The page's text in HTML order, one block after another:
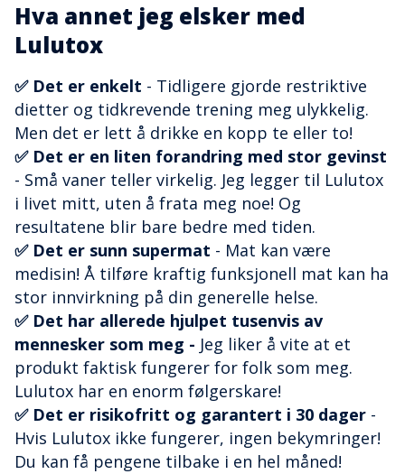
Hva annet jeg elsker med
Lulutox
✅ Det er enkelt - Tidligere gjorde restriktive
dietter og tidkrevende trening meg ulykkelig.
Men det er lett å drikke en kopp te eller to!
✅ Det er en liten forandring med stor gevinst
- Små vaner teller virkelig. Jeg legger til Lulutox
i livet mitt, uten å frata meg noe! Og
resultatene blir bare bedre med tiden.
✅ Det er sunn supermat - Mat kan være
medisin! Å tilføre kraftig funksjonell mat kan ha
stor innvirkning på din generelle helse.
✅ Det har allerede hjulpet tusenvis av
mennesker som meg - Jeg liker å vite at et
produkt faktisk fungerer for folk som meg.
Lulutox har en enorm følgerskare!
✅ Det er risikofritt og garantert i 30 dager -
Hvis Lulutox ikke fungerer, ingen bekymringer!
Du kan få pengene tilbake i en hel måned!